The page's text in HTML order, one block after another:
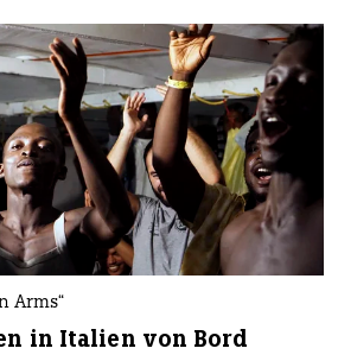
Arms“
in Italien von Bord